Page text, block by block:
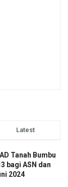
Latest
Tanah Bumbu
bagi ASN dan
2024